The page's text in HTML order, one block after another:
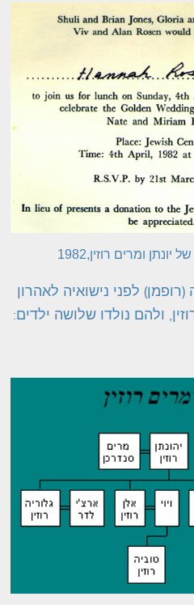
ומרים רוזין,1982
לפני נישואיה לאהרון
ולהם נולדו שלושה ילדים: